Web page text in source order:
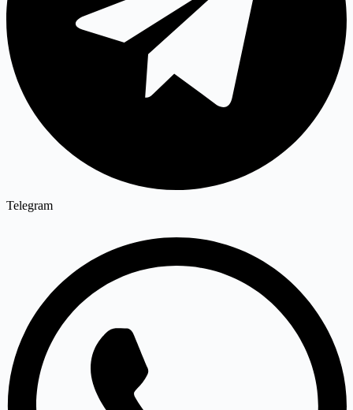
Telegram